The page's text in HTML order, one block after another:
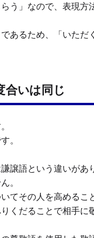
う」なので、表現
あるため、「いただ
合いは同じ
。
譲語という違いが
。
てその人を高めるこ
くだることで相手に